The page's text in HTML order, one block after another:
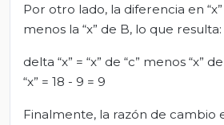
Por otro lado, la diferencia en “x”
menos la “x” de B, lo que resulta:
delta “x” = “x” de “c” menos “x”
“x” = 18 - 9 = 9
Finalmente, la razón de cambio